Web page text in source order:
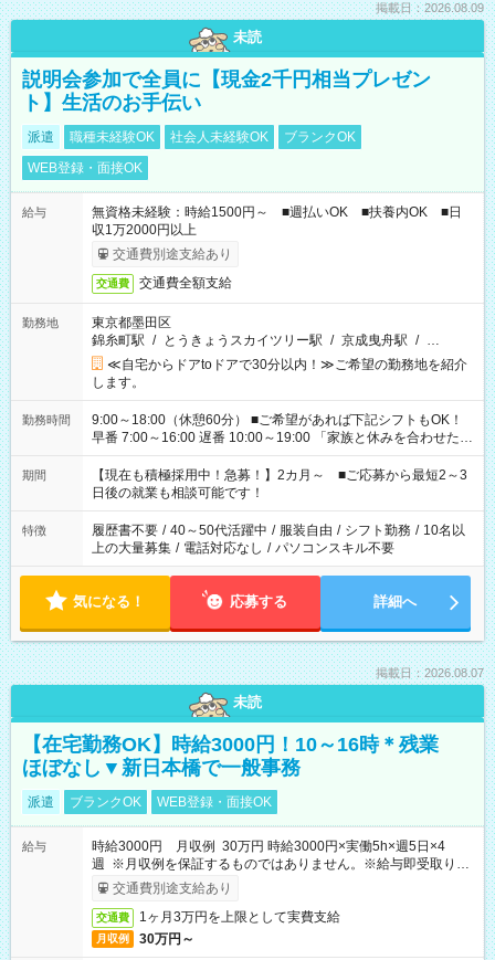
掲載日：2026.08.09
未読
説明会参加で全員に【現金2千円相当プレゼン
ト】生活のお手伝い
派遣 職種未経験OK 社会人未経験OK
ブランクOK
WEB登録・面接OK
給与
無資格未経験：時給1500円～ ■週払いOK ■扶養内OK ■日
収1万2000円以上
交通費別途支給あり
交通費 交通費全額支給
勤務地
東京都墨田区
錦糸町駅 / とうきょうスカイツリー駅 / 京成曳舟駅 / …
≪自宅からドアtoドアで30分以内！≫ご希望の勤務地を紹介
します。
勤務時間
9:00～18:00（休憩60分） ■ご希望があれば下記シフトもOK！
早番 7:00～16:00 遅番 10:00～19:00 「家族と休みを合わせた
い」 「余裕を持って夕飯の準備がしたい」 「できれば残業はし
たくない」 など、ご希望を教えてくださいね。 ※Wワーク希望
の方へ 今ご覧のお仕事で希望する勤務時間と、もう1つのお仕事
の勤務時間。 合計で週40時間を超える場合は応募できません。
期間
【現在も積極採用中！急募！】2カ月～ ■ご応募から最短2～3
日後の就業も相談可能です！
特徴 履歴書不要 / 40～50代活躍中 / 服装自由 / シフト勤務 / 10名以
上の大量募集 / 電話対応なし / パソコンスキル不要
気になる！ 応募する 詳細へ
掲載日：2026.08.07
未読
【在宅勤務OK】時給3000円！10～16時＊残業
ほぼなし▼新日本橋で一般事務
派遣 ブランクOK WEB登録・面接OK
給与
時給3000円 月収例 30万円 時給3000円×実働5h×週5日×4
週 ※月収例を保証するものではありません。※給与即受取りサ
ービス利用可（利用条件有）
交通費別途支給あり
交通費 1ヶ月3万円を上限として実費支給
月収例 30万円～